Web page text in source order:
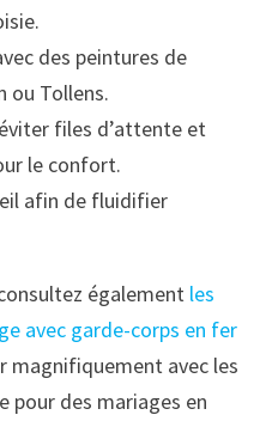
des peintures de
ou Tollens.
files d’attente et
le confort.
afin de fluidifier
également les
avec garde-corps en fer
magnifiquement avec les
pour des mariages en